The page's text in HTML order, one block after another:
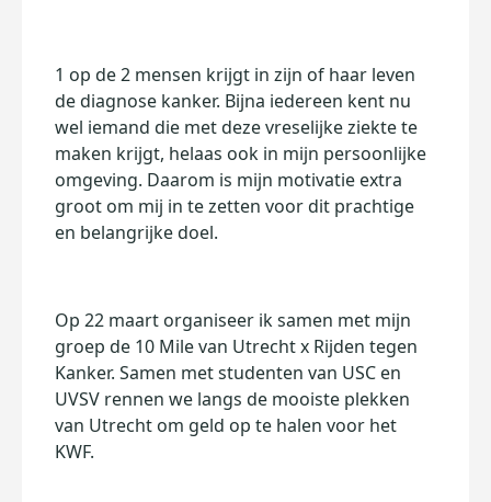
1 op de 2 mensen krijgt in zijn of haar leven
de diagnose kanker. Bijna iedereen kent nu
wel iemand die met deze vreselijke ziekte te
maken krijgt, helaas ook in mijn persoonlijke
omgeving. Daarom is mijn motivatie extra
groot om mij in te zetten voor dit prachtige
en belangrijke doel.
Op 22 maart organiseer ik samen met mijn
groep de 10 Mile van Utrecht x Rijden tegen
Kanker. Samen met studenten van USC en
UVSV rennen we langs de mooiste plekken
van Utrecht om geld op te halen voor het
KWF.